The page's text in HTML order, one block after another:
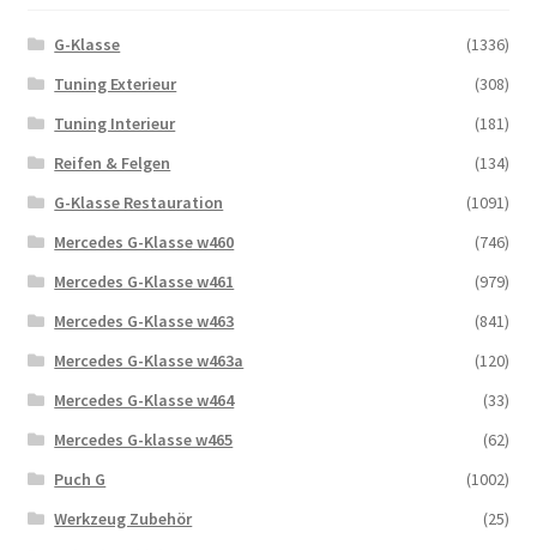
G-Klasse
(1336)
Tuning Exterieur
(308)
Tuning Interieur
(181)
Reifen & Felgen
(134)
G-Klasse Restauration
(1091)
Mercedes G-Klasse w460
(746)
Mercedes G-Klasse w461
(979)
Mercedes G-Klasse w463
(841)
Mercedes G-Klasse w463a
(120)
Mercedes G-Klasse w464
(33)
Mercedes G-klasse w465
(62)
Puch G
(1002)
Werkzeug Zubehör
(25)